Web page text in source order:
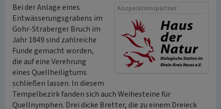
Kooperationspartner
Bei der Anlage eines
Entwässerungsgrabens im
Gohr-Straberger Bruch im
Jahr 1849 sind zahlreiche
Funde gemacht worden,
die auf eine Verehrung
eines Quellheiligtums
schließen lassen. In diesem
Tempelbezirk fanden sich auch Weihesteine für
Quellnymphen. Drei dicke Bretter, die zu einem Dreieck